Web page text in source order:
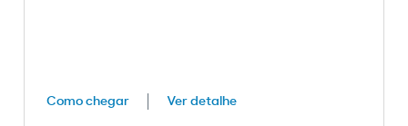
Como chegar Ver detalhe